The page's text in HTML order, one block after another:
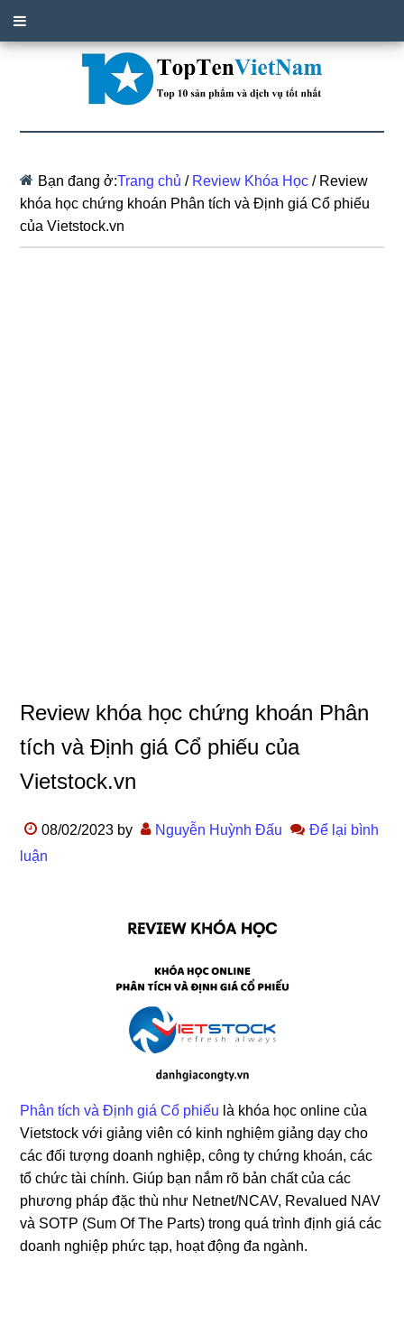
Bạn đang ở:Trang chủ / Review Khóa Học /Review
khóa học chứng khoán Phân tích và Định giá Cổ phiếu
của Vietstock.vn
Review khóa học chứng khoán Phân
tích và Định giá Cổ phiếu của
Vietstock.vn
08/02/2023 by Nguyễn Huỳnh Đấu
Để lại bình
luận
Phân tích và Định giá Cổ phiếu là khóa học online của
Vietstock với giảng viên có kinh nghiệm giảng dạy cho
các đối tượng doanh nghiệp, công ty chứng khoán, các
tổ chức tài chính. Giúp bạn nắm rõ bản chất của các
phương pháp đặc thù như Netnet/NCAV, Revalued NAV
và SOTP (Sum Of The Parts) trong quá trình định giá các
doanh nghiệp phức tạp, hoạt động đa ngành.